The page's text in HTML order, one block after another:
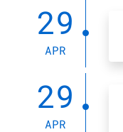
29
APR
29
APR